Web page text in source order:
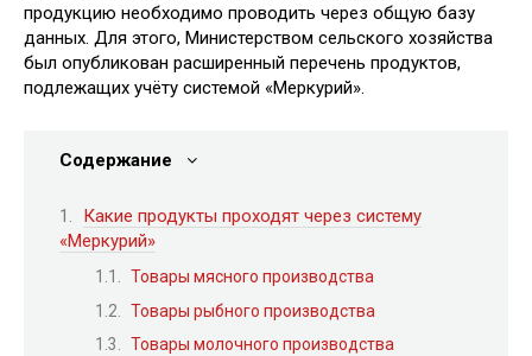
продукцию необходимо проводить через общую базу
данных. Для этого, Министерством сельского хозяйства
был опубликован расширенный перечень продуктов,
подлежащих учёту системой «Меркурий».
Содержание
Какие продукты проходят через систему
«Меркурий»
Товары мясного производства
Товары рыбного производства
Товары молочного производства